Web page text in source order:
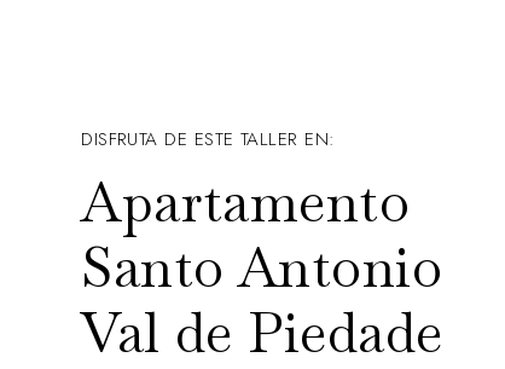
DISFRUTA DE ESTE TALLER EN:
Apartamento
Santo Antonio
Val de Piedade